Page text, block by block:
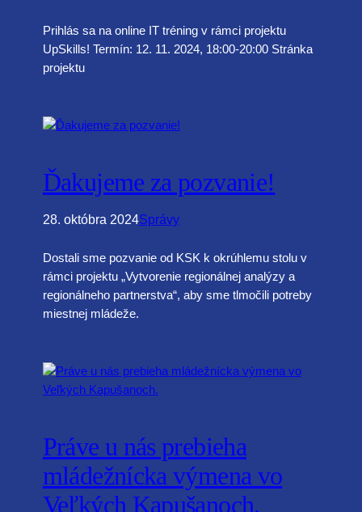
Prihlás sa na online IT tréning v rámci projektu
UpSkills! Termín: 12. 11. 2024, 18:00-20:00 Stránka
projektu
Ďakujeme za pozvanie!
28. októbra 2024Správy
Dostali sme pozvanie od KSK k okrúhlemu stolu v
rámci projektu „Vytvorenie regionálnej analýzy a
regionálneho partnerstva“, aby sme tlmočili potreby
miestnej mládeže.
Práve u nás prebieha
mládežnícka výmena vo
Veľkých Kapušanoch.